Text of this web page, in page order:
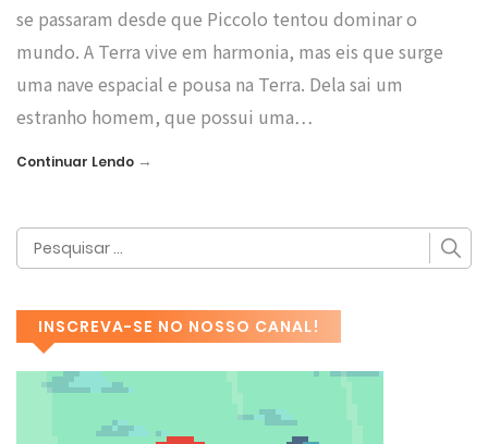
se passaram desde que Piccolo tentou dominar o
mundo. A Terra vive em harmonia, mas eis que surge
uma nave espacial e pousa na Terra. Dela sai um
estranho homem, que possui uma…
Continuar Lendo →
INSCREVA-SE NO NOSSO CANAL!